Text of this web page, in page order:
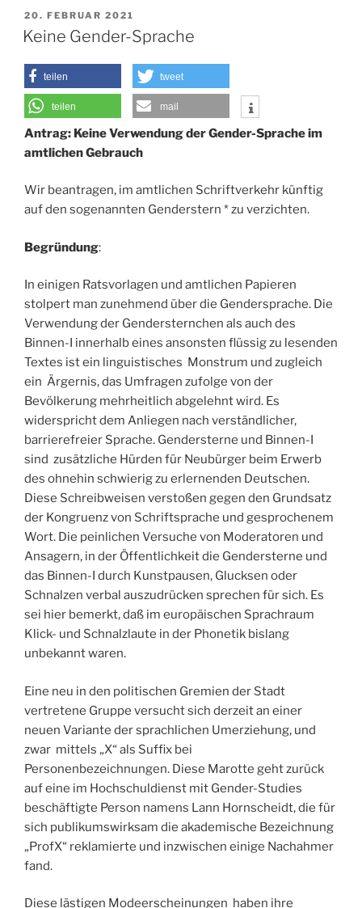
VERÖFFENTLICHT
AM
20. FEBRUAR 2021
Keine Gender-Sprache
teilen tweet
teilen mail
Antrag: Keine Verwendung der Gender-Sprache im
amtlichen Gebrauch
Wir beantragen, im amtlichen Schriftverkehr künftig
auf den sogenannten Genderstern * zu verzichten.
Begründung:
In einigen Ratsvorlagen und amtlichen Papieren
stolpert man zunehmend über die Gendersprache. Die
Verwendung der Gendersternchen als auch des
Binnen-I innerhalb eines ansonsten flüssig zu lesenden
Textes ist ein linguistisches Monstrum und zugleich
ein Ärgernis, das Umfragen zufolge von der
Bevölkerung mehrheitlich abgelehnt wird. Es
widerspricht dem Anliegen nach verständlicher,
barrierefreier Sprache. Gendersterne und Binnen-I
sind zusätzliche Hürden für Neubürger beim Erwerb
des ohnehin schwierig zu erlernenden Deutschen.
Diese Schreibweisen verstoßen gegen den Grundsatz
der Kongruenz von Schriftsprache und gesprochenem
Wort. Die peinlichen Versuche von Moderatoren und
Ansagern, in der Öffentlichkeit die Gendersterne und
das Binnen-I durch Kunstpausen, Glucksen oder
Schnalzen verbal auszudrücken sprechen für sich. Es
sei hier bemerkt, daß im europäischen Sprachraum
Klick- und Schnalzlaute in der Phonetik bislang
unbekannt waren.
Eine neu in den politischen Gremien der Stadt
vertretene Gruppe versucht sich derzeit an einer
neuen Variante der sprachlichen Umerziehung, und
zwar mittels „X“ als Suffix bei
Personenbezeichnungen. Diese Marotte geht zurück
auf eine im Hochschuldienst mit Gender-Studies
beschäftigte Person namens Lann Hornscheidt, die für
sich publikumswirksam die akademische Bezeichnung
„ProfX“ reklamierte und inzwischen einige Nachahmer
fand.
Diese lästigen Modeerscheinungen haben ihre